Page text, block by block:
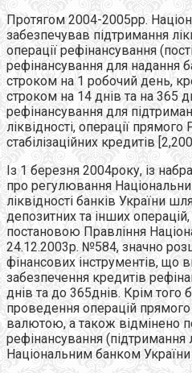
Протягом 2004-2005рр.
забезпечував підтримання
операції рефінансування
рефінансування для надання
строком на 1 робочий день,
строком на 14 днів та на 365
рефінансування для
ліквідності, операції
стабілізаційних кредитів
Із 1 березня 2004року, із
про регулювання
ліквідності банків України
депозитних та інших
постановою Правління
24.12.2003р. №584, значно
фінансових інструментів, що
забезпечення кредитів
днів та до 365днів. Крім
проведення операцій
валютою, а також відмінено
рефінансування (підтримання
Національним банком України